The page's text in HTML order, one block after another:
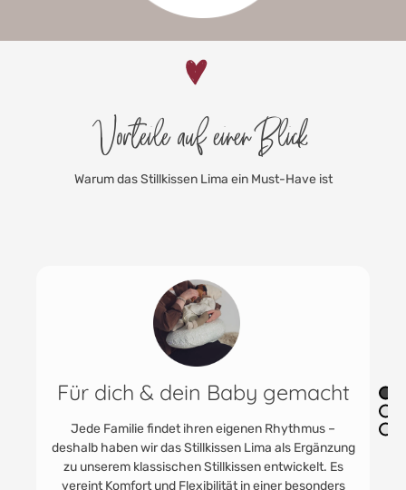
Vorteile auf einen Blick
Warum das Stillkissen Lima ein Must-Have ist
Geräuschlos, weich &
formstabil
Die Füllung des Stillkissens besteht aus silikonisierten
Polyester-Hohlfasern. Diese sind angenehm weich